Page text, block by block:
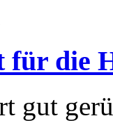
die
gut